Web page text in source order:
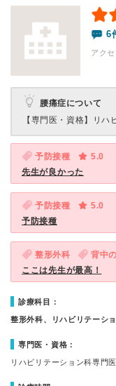
6
アク
腰痛症について
【専門医・資格】
リハ
予防接種
5.0
先生が良かった
予防接種
5.0
予防接種
整形外科 背中
ここは先生が最高！
診療科目：
整形外科、リハビリテーシ
専門医・資格：
リハビリテーション科専門医